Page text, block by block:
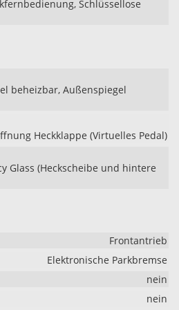
Schlüssellose
beheizbar, Außenspiegel
Heckklappe (Virtuelles Pedal)
Glass (Heckscheibe und hintere
Frontantrieb
Elektronische Parkbremse
nein
nein